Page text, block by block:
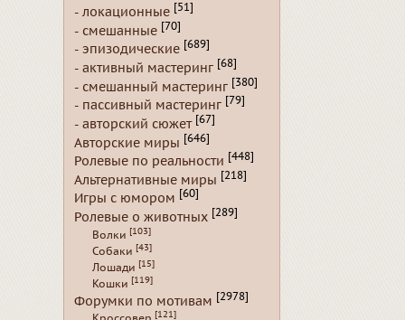
- локационные [51]
- смешанные [70]
- эпизодические [689]
- активный мастеринг [68]
- смешанный мастеринг [380]
- пассивный мастеринг [79]
- авторский сюжет [67]
Авторские миры [646]
Ролевые по реальности [448]
Альтернативные миры [218]
Игры с юмором [60]
Ролевые о животных [289]
Волки [103]
Собаки [43]
Лошади [15]
Кошки [119]
Форумки по мотивам [2978]
[121]